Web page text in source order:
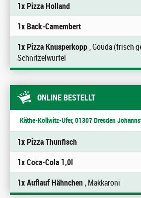
1x Pizza Holland
1x Back-Camembert
1x Pizza Knusperkopp, Gouda (frisch
Schnitzelwürfel
ONLINE BESTELLT
Käthe-Kollwitz-Ufer, 01307 Dresden
1x Pizza Thunfisch
1x Coca-Cola 1,0l
1x Auflauf Hähnchen, Makkaroni